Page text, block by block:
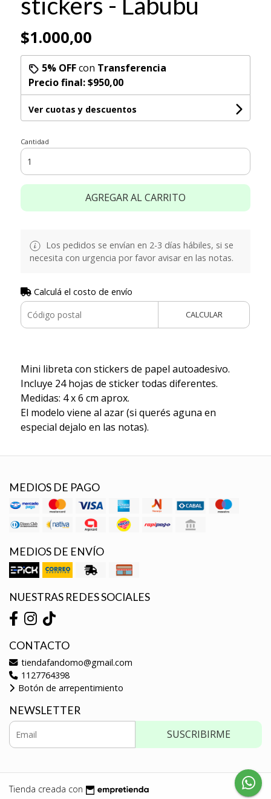
$1.000,00
5% OFFcon Transferencia
Precio final:$950,00
Ver cuotas y descuentos
Cantidad
AGREGAR AL CARRITO
Los pedidos se envían en 2-3 días hábiles, si se
necesita con urgencia por favor avisar en las notas.
Calculá el costo de envío
CALCULAR
Mini libreta con stickers de papel autoadesivo.
Incluye 24 hojas de sticker todas diferentes.
Medidas: 4 x 6 cm aprox.
El modelo viene al azar (si querés aguna en
especial dejalo en las notas).
MEDIOS DE PAGO
MEDIOS DE ENVÍO
NUESTRAS REDES SOCIALES
CONTACTO
tiendafandomo@gmail.com
1127764398
Botón de arrepentimiento
NEWSLETTER
SUSCRIBIRME
Tienda creada con